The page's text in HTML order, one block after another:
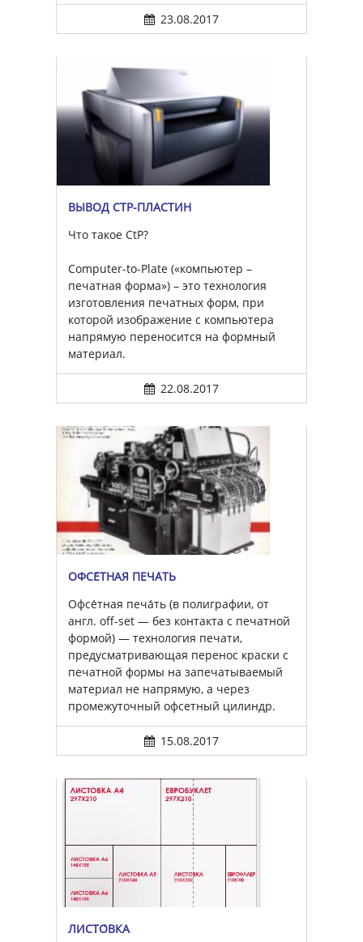
23.08.2017
ВЫВОД CTP-ПЛАСТИН
Что такое CtP?
Computer-to-Plate («компьютер –
печатная форма») – это технология
изготовления печатных форм, при
которой изображение с компьютера
напрямую переносится на формный
материал.
22.08.2017
ОФСЕ́ТНАЯ ПЕЧА́ТЬ
Офсе́тная печа́ть (в полиграфии, от
англ. off-set — без контакта с печатной
формой) — технология печати,
предусматривающая перенос краски с
печатной формы на запечатываемый
материал не напрямую, а через
промежуточный офсетный цилиндр.
15.08.2017
ЛИСТО́ВКА